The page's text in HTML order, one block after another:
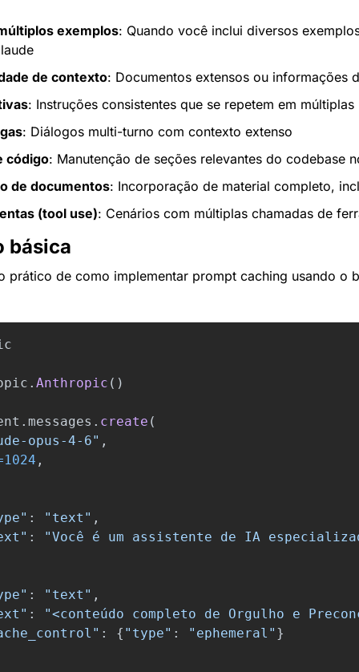
exemplos: Quando você inclui diversos
de contexto: Documentos extensos ou informações
: Instruções consistentes que se repetem em
: Diálogos multi-turno com contexto extenso
código: Manutenção de seções relevantes do codebase
de documentos: Incorporação de material completo,
(tool use): Cenários com múltiplas chamadas de
básica
. Anthropic ()
. messages . create (
opus-4-6" ,
1024 ,
" : " text " ,
" : "Você é um assistente de IA
" : " text " ,
" : "<conteúdo completo de Orgulho e
" : { " type" : " ephemeral " }